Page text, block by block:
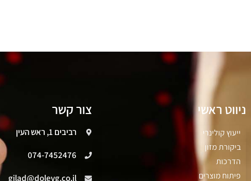
ניווט ראשי
ייעוץ קולינרי
ביקורת מזון
הדרכות
פיתוח מוצרים
צור קשר
רביבים 1, ראש העין
074-7452476
gilad@dolevg.co.il